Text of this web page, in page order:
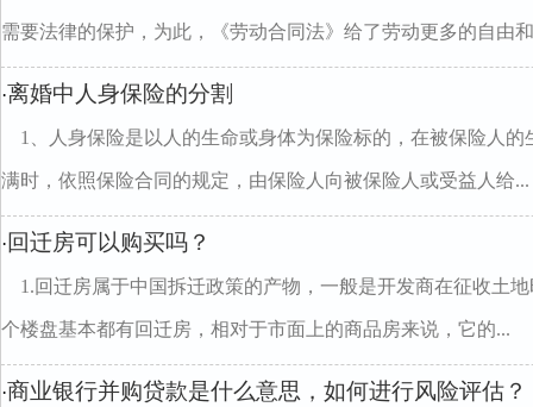
需要法律的保护，为此，《劳动合同法》给了劳动更多的自由
·离婚中人身保险的分割
1、人身保险是以人的生命或身体为保险标的，在被保险人
满时，依照保险合同的规定，由保险人向被保险人或受益人给...
· 回迁房可以购买吗？
1.回迁房属于中国拆迁政策的产物，一般是开发商在征收土
个楼盘基本都有回迁房，相对于市面上的商品房来说，它的...
·商业银行并购贷款是什么意思，如何进行风险评估？